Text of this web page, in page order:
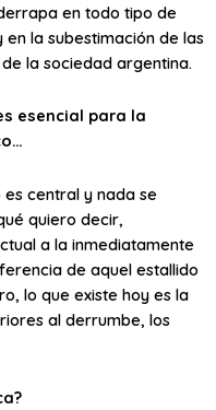
en todo tipo de
la subestimación de las
la sociedad argentina.
esencial para la
es central y nada se
quiero decir,
a la inmediatamente
de aquel estallido
lo que existe hoy es la
al derrumbe, los